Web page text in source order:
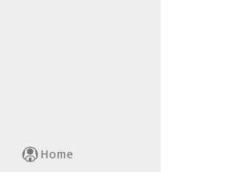
Home